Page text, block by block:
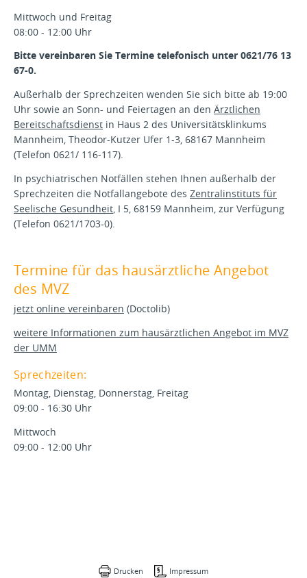
Mittwoch und Freitag
08:00 - 12:00 Uhr
Bitte vereinbaren Sie Termine telefonisch unter 0621/76 13
67-0.
Außerhalb der Sprechzeiten wenden Sie sich bitte ab 19:00
Uhr sowie an Sonn- und Feiertagen an den Ärztlichen
Bereitschaftsdienst in Haus 2 des Universitätsklinkums
Mannheim, Theodor-Kutzer Ufer 1-3, 68167 Mannheim
(Telefon 0621/ 116-117).
In psychiatrischen Notfällen stehen Ihnen außerhalb der
Sprechzeiten die Notfallangebote des Zentralinstituts für
Seelische Gesundheit, I 5, 68159 Mannheim, zur Verfügung
(Telefon 0621/1703-0).
Termine für das hausärztliche Angebot
des MVZ
jetzt online vereinbaren (Doctolib)
weitere Informationen zum hausärztlichen Angebot im MVZ
der UMM
Sprechzeiten:
Montag, Dienstag, Donnerstag, Freitag
09:00 - 16:30 Uhr
Mittwoch
09:00 - 12:00 Uhr
Drucken Impressum